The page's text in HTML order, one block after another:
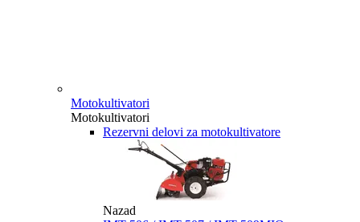
Motokultivatori
Motokultivatori
Rezervni delovi za motokultivatore
Nazad